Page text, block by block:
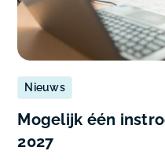
Nieuws
Mogelijk één
2027